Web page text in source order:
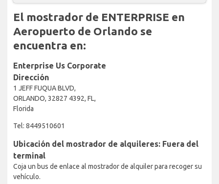
El mostrador de ENTERPRISE en
Aeropuerto de Orlando se
encuentra en:
Enterprise Us Corporate
Dirección
1 JEFF FUQUA BLVD,
ORLANDO, 32827 4392, FL,
Florida
Tel: 8449510601
Ubicación del mostrador de alquileres: Fuera del
terminal
Coja un bus de enlace al mostrador de alquiler para recoger su
vehículo.